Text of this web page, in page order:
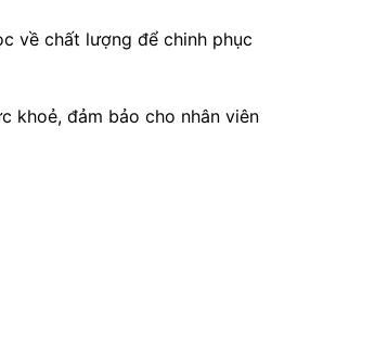
về chất lượng để chinh phục
khoẻ, đảm bảo cho nhân viên